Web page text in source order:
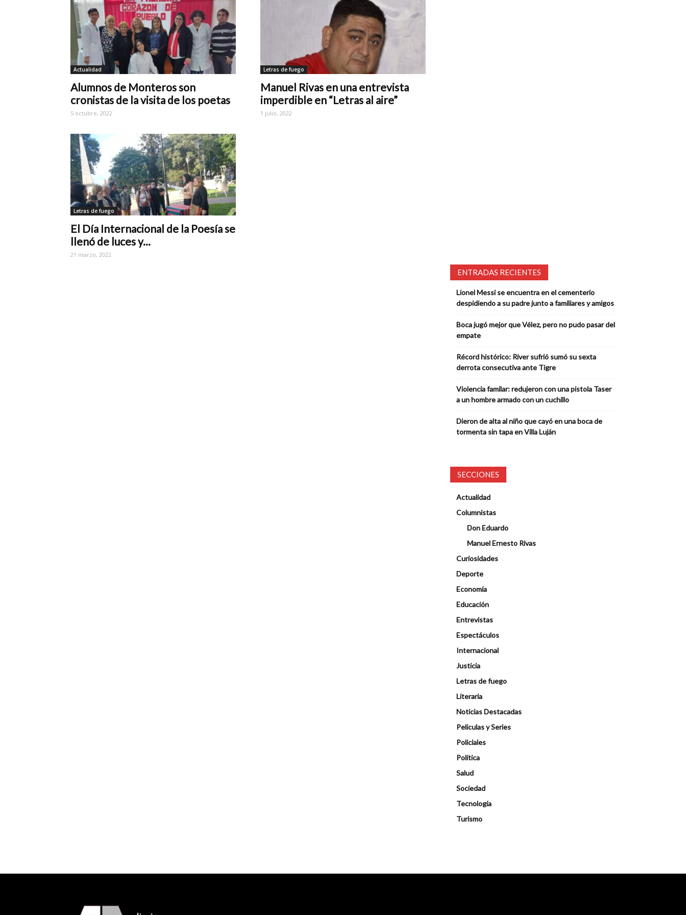
Actualidad
Alumnos de Monteros son
cronistas de la visita de los poetas
5 octubre, 2022
Letras de fuego
Manuel Rivas en una entrevista
imperdible en “Letras al aire”
1 julio, 2022
Letras de fuego
El Día Internacional de la Poesía se
llenó de luces y...
21 marzo, 2022
ENTRADAS RECIENTES
Lionel Messi se encuentra en el cementerio
despidiendo a su padre junto a familiares y amigos
Boca jugó mejor que Vélez, pero no pudo pasar del
empate
Récord histórico: River sufrió sumó su sexta
derrota consecutiva ante Tigre
Violencia familar: redujeron con una pistola Taser
a un hombre armado con un cuchillo
Dieron de alta al niño que cayó en una boca de
tormenta sin tapa en Villa Luján
SECCIONES
Actualidad
Columnistas
Don Eduardo
Manuel Ernesto Rivas
Curiosidades
Deporte
Economía
Educación
Entrevistas
Espectáculos
Internacional
Justicia
Letras de fuego
Literaria
Noticias Destacadas
Peliculas y Series
Policiales
Política
Salud
Sociedad
Tecnología
Turismo